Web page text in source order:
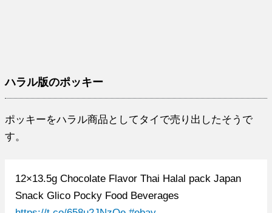
ハラル版のポッキー
ポッキーをハラル商品としてタイで売り出したそうで
す。
12×13.5g Chocolate Flavor Thai Halal pack Japan
Snack Glico Pocky Food Beverages